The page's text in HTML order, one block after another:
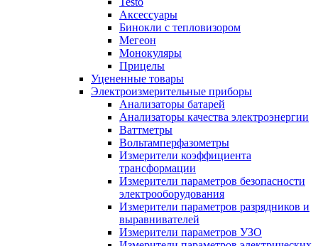
Аксессуары
Бинокли с тепловизором
Мегеон
Монокуляры
Прицелы
Уцененные товары
Электроизмерительные приборы
Анализаторы батарей
Анализаторы качества электроэнергии
Ваттметры
Вольтамперфазометры
Измерители коэффициента
трансформации
Измерители параметров безопасности
электрооборудования
Измерители параметров разрядников и
выравнивателей
Измерители параметров УЗО